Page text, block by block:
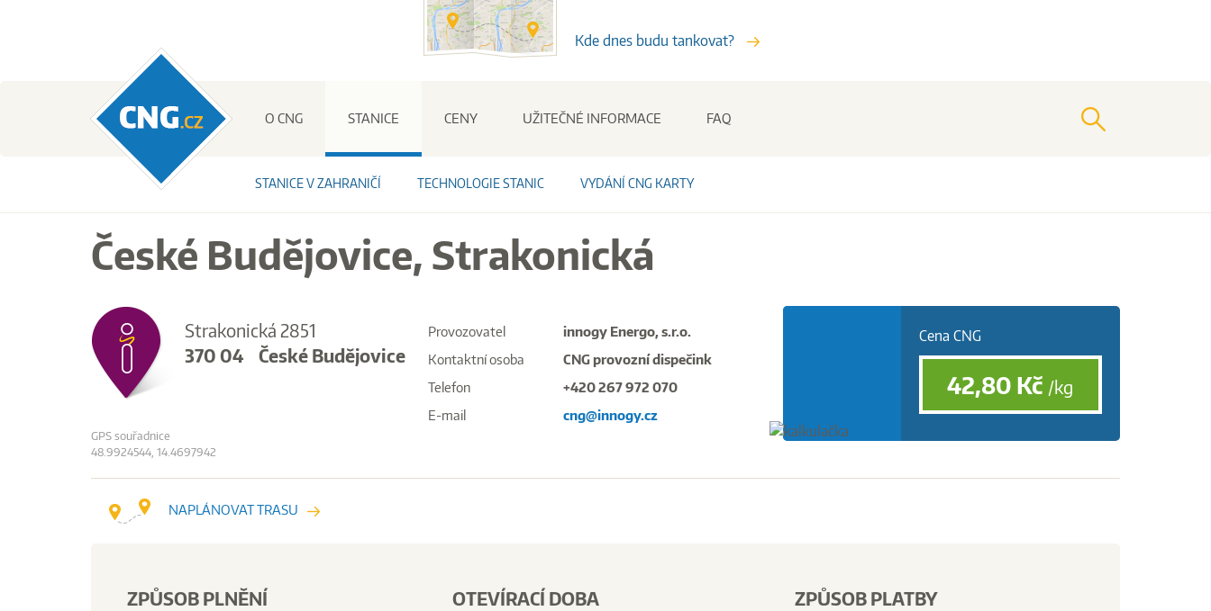
Kde dnes budu tankovat?
CNG.cz O CNG STANICE
STANICE V ZAHRANIČÍ TECHNOLOGIE STANIC VYDÁNÍ CNG KARTY
CENY UŽITEČNÉ INFORMACE FAQ vyhledat
České Budějovice, Strakonická
Strakonická 2851
370 04 České Budějovice
GPS souřadnice
48.9924544, 14.4697942
Provozovatel
innogy Energo, s.r.o.
Kontaktní osoba
CNG provozní dispečink
Telefon
+420 267 972 070
E-mail
cng@innogy.cz
Cena CNG
42,80 Kč /kg
NAPLÁNOVAT TRASU
ZPŮSOB PLNĚNÍ OTEVÍRACÍ DOBA ZPŮSOB PLATBY